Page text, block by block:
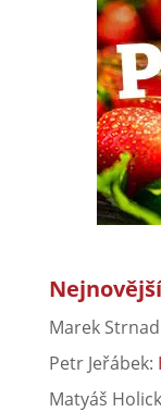
Marek Strnad
Petr Jeřábek:
Matyáš